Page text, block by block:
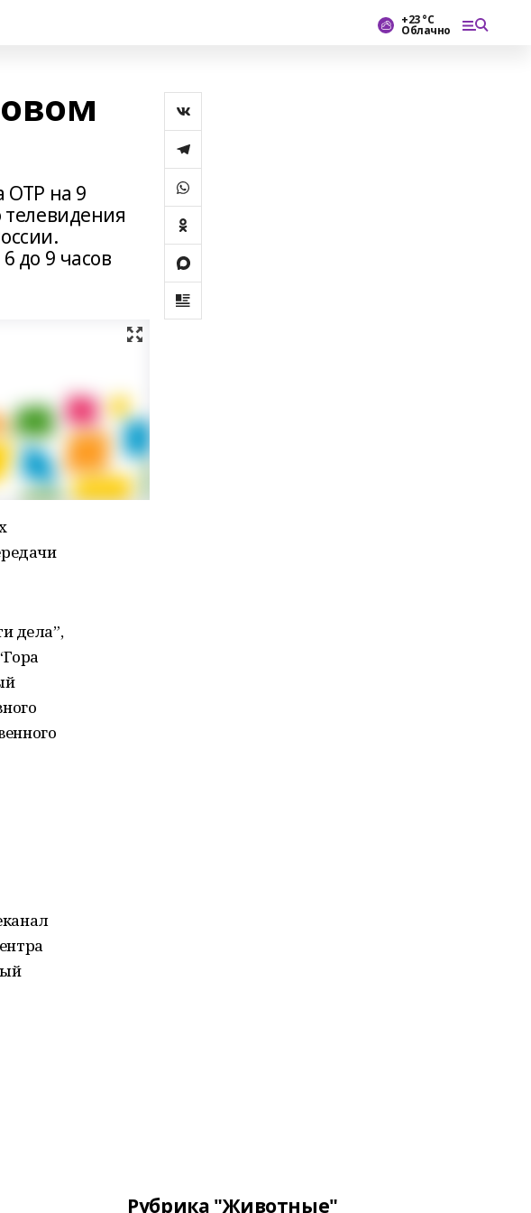
+23 °С
Облачно
ОТР на 9
телевидения
до 9 часов
дела”,
Рубрика "Животные"